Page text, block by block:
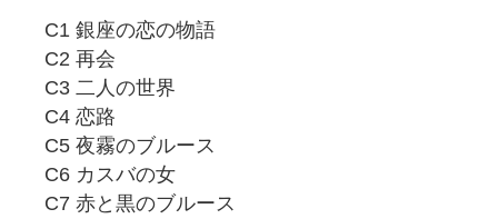
C1 銀座の恋の物語
C2 再会
C3 二人の世界
C4 恋路
C5 夜霧のブルース
C6 カスバの女
C7 赤と黒のブルース